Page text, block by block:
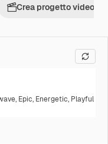
Crea progetto video
, Epic, Energetic, Playful